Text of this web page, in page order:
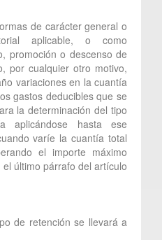
de carácter general o
aplicable, o como
promoción o descenso de
por cualquier otro motivo,
variaciones en la cuantía
gastos deducibles que se
la determinación del tipo
aplicándose hasta ese
varíe la cuantía total
el importe máximo
último párrafo del artículo
de retención se llevará a